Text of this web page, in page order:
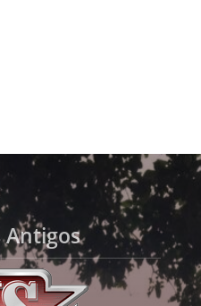
Antigos